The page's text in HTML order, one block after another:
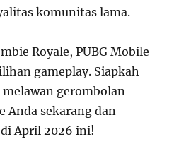
komunitas lama.
Royale, PUBG Mobile
gameplay. Siapkah
gerombolan
Anda sekarang dan
April 2026 ini!